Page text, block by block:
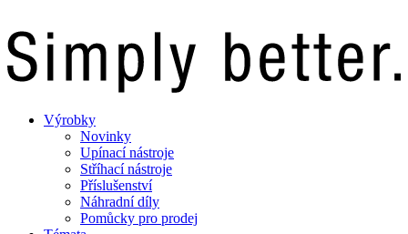
Výrobky
Novinky
Upínací nástroje
Stříhací nástroje
Příslušenství
Náhradní díly
Pomůcky pro prodej